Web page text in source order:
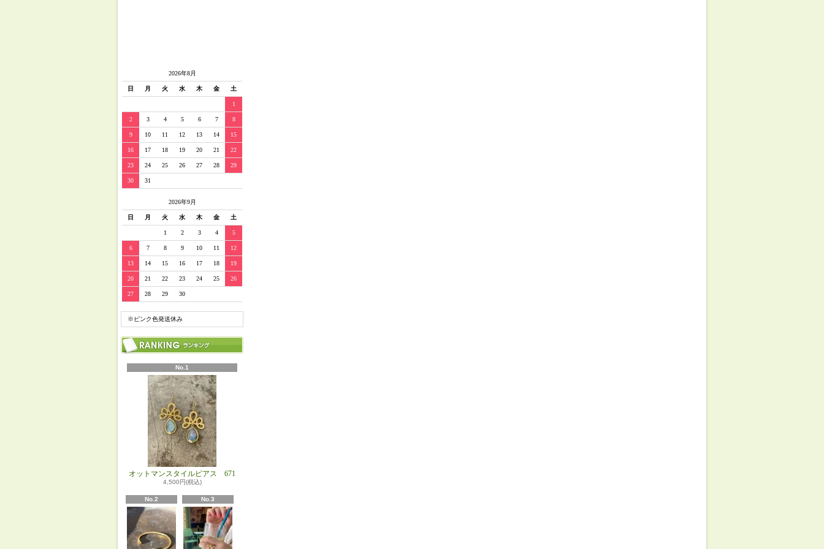
2026年8月
日 月 火 水 木 金 土
1
2 3 4 5 6 7 8
9 10 11 12 13 14 15
16 17 18 19 20 21 22
23 24 25 26 27 28 29
30 31
2026年9月
日 月 火 水 木 金 土
1 2 3 4 5
6 7 8 9 10 11 12
13 14 15 16 17 18 19
20 21 22 23 24 25 26
27 28 29 30
※ピンク色発送休み
No.1
オットマンスタイルピアス 671
4,500円(税込)
No.2 No.3